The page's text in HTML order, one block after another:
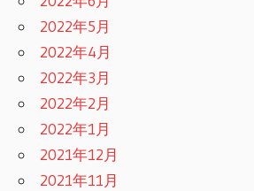
2022年5月
2022年4月
2022年3月
2022年2月
2022年1月
2021年12月
2021年11月